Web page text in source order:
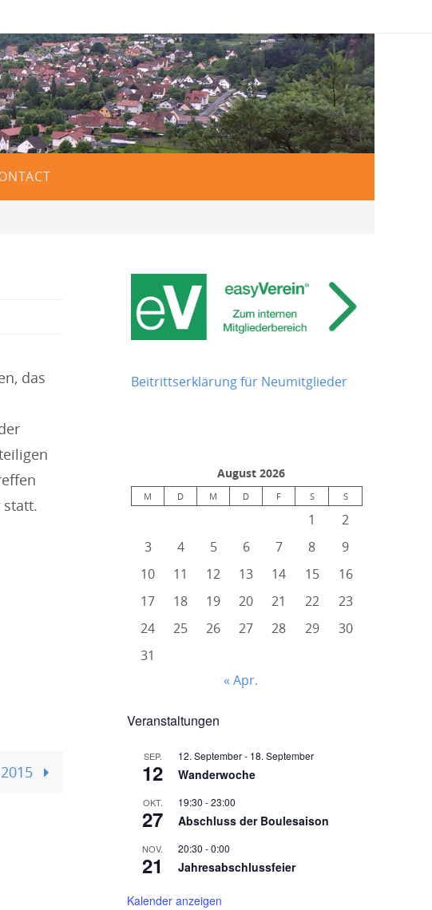
das
statt.
Beitrittserklärung für Neumitglieder
August 2026
M D M D F S S
1
2
3
4 5 6 7 8
9
10
11 12 13 14 15
16
17
18 19 20 21 22
23
24
25 26 27 28 29
30
31
« Apr.
Veranstaltungen
SEP.
12
12. September- 18. September
Wanderwoche
OKT.
27
19:30 -23:00
Abschluss der Boulesaison
NOV.
21
20:30 -0:00
Jahresabschlussfeier
Kalender anzeigen